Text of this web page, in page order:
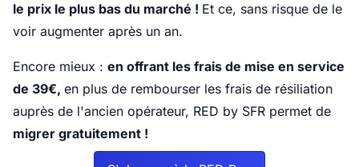
le prix le plus bas du marché ! Et ce, sans risque de le
voir augmenter après un an.
Encore mieux : en offrant les frais de mise en service
de 39€, en plus de rembourser les frais de résiliation
auprès de l'ancien opérateur, RED by SFR permet de
migrer gratuitement !